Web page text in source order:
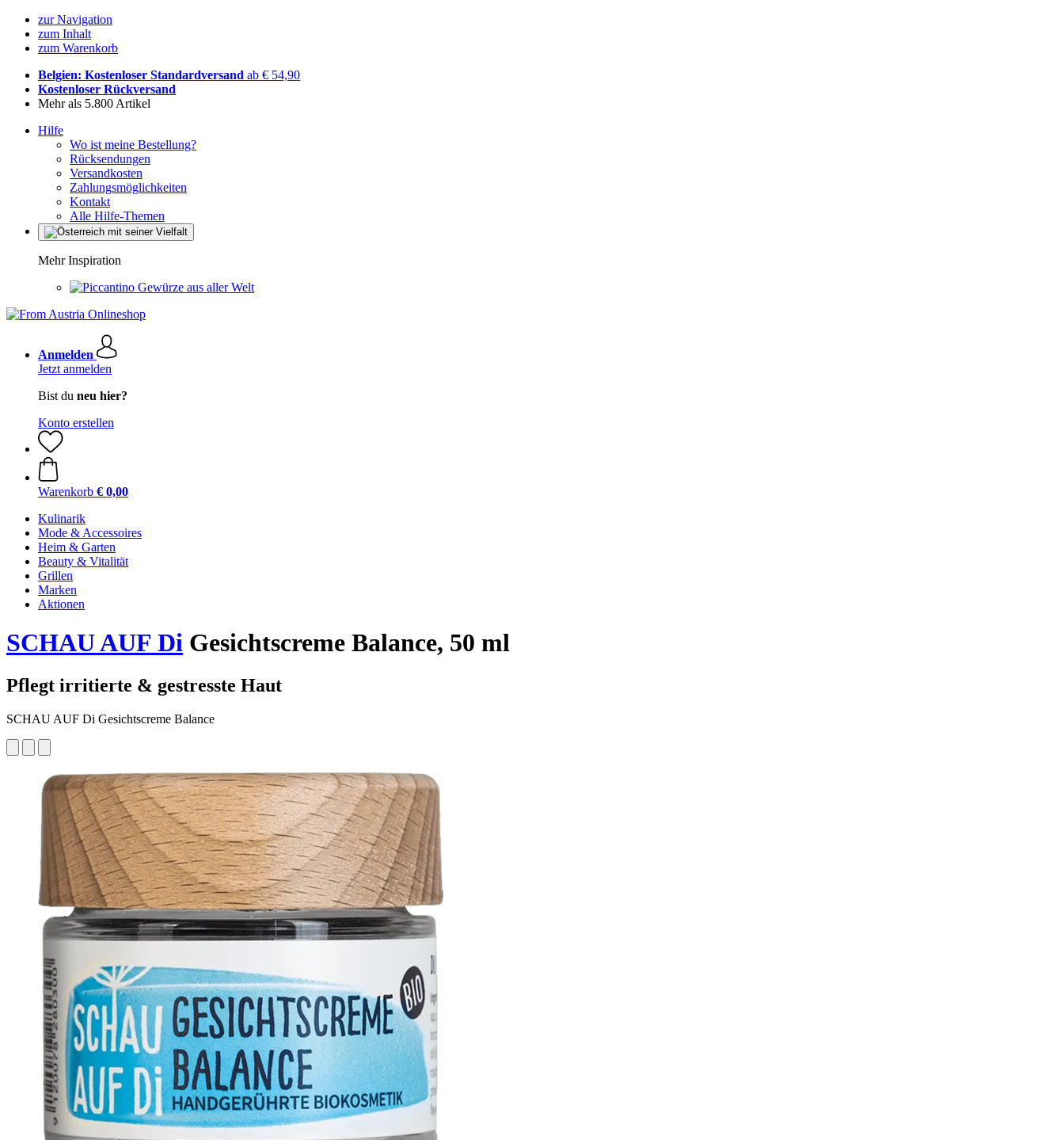
zur Navigation
zum Inhalt
zum Warenkorb
Belgien: Kostenloser Standardversand ab € 54,90
Kostenloser Rückversand
Mehr als 5.800 Artikel
Hilfe
Wo ist meine Bestellung?
Rücksendungen
Versandkosten
Zahlungsmöglichkeiten
Kontakt
Alle Hilfe-Themen
Mehr Inspiration
Gewürze aus aller Welt
Anmelden
Jetzt anmelden
Bist du neu hier?
Konto erstellen
Warenkorb € 0,00
Kulinarik
Mode & Accessoires
Heim & Garten
Beauty & Vitalität
Grillen
Marken
Aktionen
SCHAU AUF Di Gesichtscreme Balance, 50 ml
Pflegt irritierte & gestresste Haut
SCHAU AUF Di Gesichtscreme Balance